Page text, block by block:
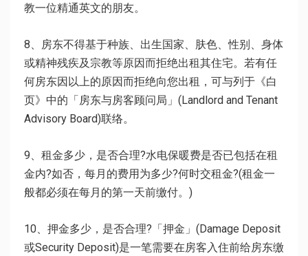
教一位精通英文的朋友。
8、房东不得基于种族、出生国家、肤色、性别、身体
或精神残疾及宗教等原因而拒绝出租其住宅。若有任
何房东因以上的原因而拒绝向您出租，可与列于《白
页》中的「房东与房客顾问局」(Landlord and Tenant
Advisory Board)联络。
9、租金多少，是否合理?水电保暖费是否已包括在租
金内?如否，每月的费用为多少?何时交租金?(租金一
般都必须在每月的第一天前缴付。)
10、押金多少，是否合理?「押金」(Damage Deposit
或Security Deposit)是一笔需要在房客入住前给房东缴